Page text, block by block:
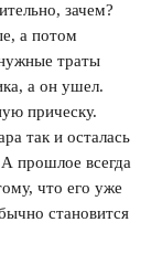
зачем?
а потом
траты
а он ушел.
прическу.
так и осталась
прошлое всегда
что его уже
становится